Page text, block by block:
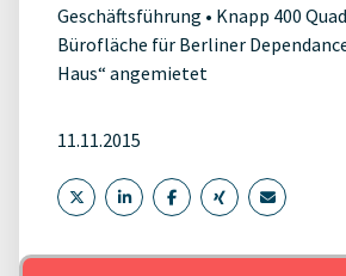
Geschäftsführung • Knapp 400
Bürofläche für Berliner
Haus“ angemietet
11.11.2015